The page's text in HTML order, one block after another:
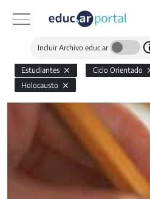
Incluir Archivo educ.ar
Estudiantes Ciclo Orientado
Holocausto